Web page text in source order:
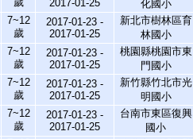
2017-01-25
化國小
7~12
歲
2017-01-23 -
2017-01-25
新北市樹林區育
林國小
7~12
歲
2017-01-23 -
2017-01-25
桃園縣桃園市東
門國小
7~12
歲
2017-01-23 -
2017-01-25
新竹縣竹北市光
明國小
7~12
歲
2017-01-23 -
2017-01-25
台南市東區復興
國小